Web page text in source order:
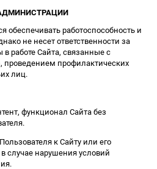
обеспечивать работоспособность и
не несет ответственности за
работе Сайта, связанные с
проведением профилактических
лиц.
функционал Сайта без
к Сайту или его
случае нарушения условий